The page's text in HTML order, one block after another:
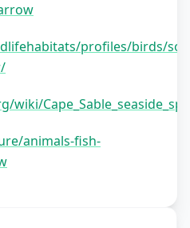
profiles/birds/
wiki/
animals-fish-